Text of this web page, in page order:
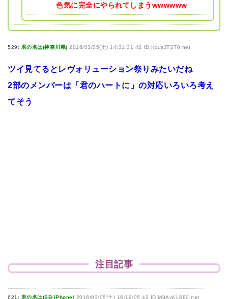
色気に完全にやられてしまうwwwwww
529: 君の名は(神奈川県) 2016/03/05(土) 14:31:31.42 ID:KcusJTST0.net
ツイ見てるとレヴォリューション祭りみたいだね
2部のメンバーは「君のハートに」の対応いろいろ考え
てそう
注目記事
621: 君の名は(SB-iPhone) 2016/03/05(土) 16:19:05.42 ID:M8AyKL680.net